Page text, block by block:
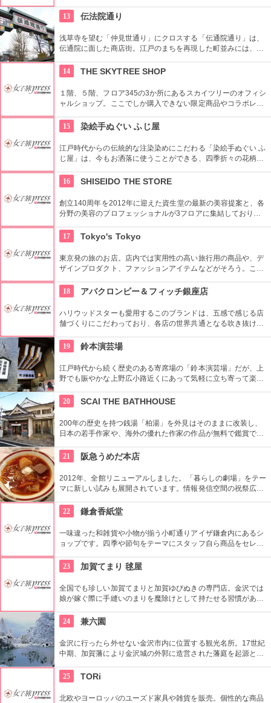
りが飛ぶ。
13 伝法院通り
浅草寺を望む「仲見世通り」にクロスする「伝通院通り」は、
伝通院に面した商店街。江戸のまちを再現した町並みには、屋
あります。多彩なお店が並んでいて、買い物や食事も楽しめま
す。
14 THE SKYTREE SHOP
１階、５階、フロア345の3か所にあるスカイツリーのオフィシ
ャルショップ。ここでしか購入できない限定商品やコラボレー
日本一高いところでの購入として記念に残る思い出に！
15 染絵手ぬぐい ふじ屋
江戸時代からの伝統的な注染染めにこだわる「染絵手ぬぐい ふ
じ屋」は、今もお洒落に使うことができる、四季折々の花柄や
地の小物も各種扱っています。
16 SHISEIDO THE STORE
創立140周年を2012年に迎えた資生堂の最新の美容提案と、各
分野の美容のプロフェッショナルが3フロアに集結しており、
ベントなどのイベントをしているのでチェックしよう。
17 Tokyo's Tokyo
東京発の旅のお店。店内では実用性の高い旅行用の商品や、デ
ザインプロダクト、ファッションアイテムなどがそろう。これ
されている。
18 アバクロンビー＆フィッチ銀座店
ハリウッドスターも愛用するこのブランドは、五感で感じる店
舗づくりにこだわっており、各店の世界共通となる吹き抜けの
壁面を描き刺激的でエネルギッシュな店舗空間を演出してい
る。
19 鈴本演芸場
江戸時代から続く歴史のある寄席場の「鈴本演芸場」だが、上
野でも賑やかな上野広小路近くにあって気軽に立ち寄って楽し
ず入ってみてはいかがでしょう。
20 SCAI THE BATHHOUSE
200年の歴史を持つ銭湯「柏湯」を外見はそのままに改装し、
日本の若手作家や、海外の優れた作家の作品が無料で鑑賞でき
21
阪急うめだ本店
2012年、全館リニューアルしました。「暮らしの劇場」をテー
マに新しい試みも展開されています。情報発信空間の祝祭広場
した「うめだスーク」、20店以上が出店するレストラン街、シ
ョーケースがズラリと並ぶスイーツブティックストリートなど
魅力満載です。
22 鎌倉香紙堂
一味違った和雑貨や小物が揃う小町通りアイザ鎌倉内にあるシ
ョップです。四季や節句をテーマにスタッフ自ら商品をセレク
や手ぬぐいは、見ているだけで心がわくわくします！
23 加賀てまり 毬屋
全国でも珍しい加賀てまりと加賀ゆびぬきの専門店。金沢では
娘が嫁ぐ際に手縫いのまりを魔除けとして持たせる習慣があ
していて、自分でてまりやゆびぬきを作ることもできる。
24 兼六園
金沢に行ったら外せない金沢市内に位置する観光名所。17世紀
中期、加賀藩により金沢城の外郭に造営された藩庭を起源とす
市の偕楽園と並んで、日本三名園の一つ。1922年に国の名勝、
1985年には国の特別名勝に指定。
25 TORi
北欧やヨーロッパのユーズド家具や雑貨を販売。個性的な商品